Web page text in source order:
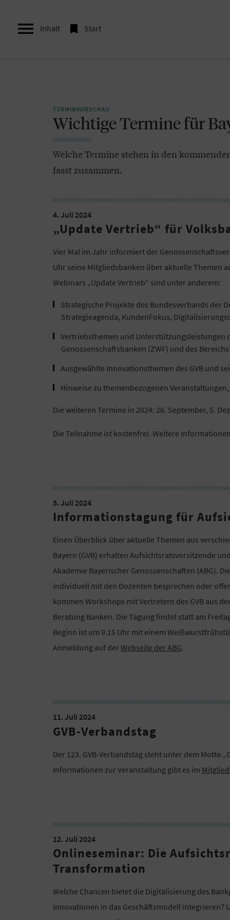
 Inhalt  Start
TERMINVORSCHAU
Wichtige Termine für
Welche Termine stehen in den
fasst zusammen.
4. Juli 2024
„Update Vertrieb“ für
Vier Mal im Jahr informiert der
Uhr seine Mitgliedsbanken über aktuelle Themen
Webinars „Update Vertrieb“ sind unter anderem:
Strategische Projekte des Bundesverbands der
Strategieagenda, KundenFokus,
Vertriebsthemen und Unterstützungsleistungen
Genossenschaftsbanken (ZWF) und des
Ausgewählte Innovationsthemen des GVB und
Hinweise zu themenbezogenen
Die weiteren Termine in 2024: 26. September, 5.
Die Teilnahme ist kostenfrei. Weitere
5. Juli 2024
Informationstagung für
Einen Überblick über aktuelle Themen aus
Bayern (GVB) erhalten Aufsichtsratsvorsitzende
Akademie Bayerischer Genossenschaften (ABG).
individuell mit den Dozenten besprechen oder
kommen Workshops mit Vertretern des GVB aus
Beratung Banken. Die Tagung findet statt am
Beginn ist um 9.15 Uhr mit einem
Anmeldung auf derWebseite der ABG.
11. Juli 2024
GVB-Verbandstag
Der 123. GVB-Verbandstag steht unter dem Motto
Informationen zur Veranstaltung gibt es im
12. Juli 2024
Onlineseminar: Die
Transformation
Welche Chancen bietet die Digitalisierung des
Innovationen in das Geschäftsmodell integrieren?